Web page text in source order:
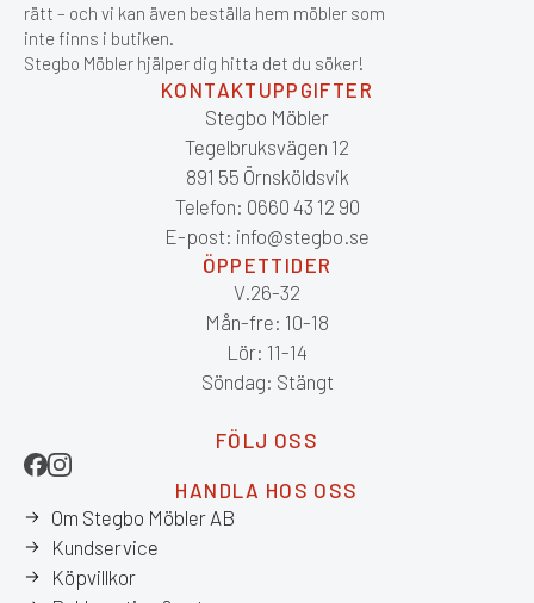
rätt – och vi kan även beställa hem möbler som
inte finns i butiken.
Stegbo Möbler hjälper dig hitta det du söker!
KONTAKTUPPGIFTER
Stegbo Möbler
Tegelbruksvägen 12
891 55 Örnsköldsvik
Telefon: 0660 43 12 90
E-post: info@stegbo.se
ÖPPETTIDER
V.26-32
Mån-fre: 10-18
Lör: 11-14
Söndag: Stängt
FÖLJ OSS
HANDLA HOS OSS
Om Stegbo Möbler AB
Kundservice
Köpvillkor